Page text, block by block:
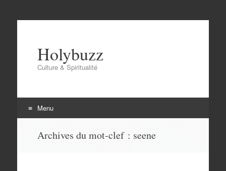
Holybuzz
Culture & Spiritualité
Menu
Archives du mot-clef : seene